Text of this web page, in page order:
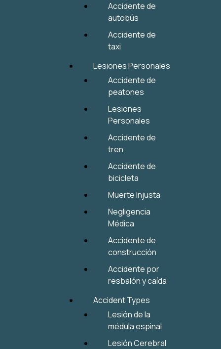
Accidente de
autobús
Accidente de
taxi
Lesiones Personales
Accidente de
peatones
Lesiones
Personales
Accidente de
tren
Accidente de
bicicleta
Muerte Injusta
Negligencia
Médica
Accidente de
construcción
Accidente por
resbalón y caída
Accident Types
Lesión de la
médula espinal
Lesión Cerebral